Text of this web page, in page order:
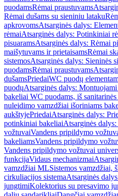
puodamsRėmai praustuvams
Rėmai dušams su sieniniu lataku
apkrovomsAtsarginės dalys:
rėmaiAtsarginės dalys: Potinkiniai
pisuaramsAtsarginės dalys: Rėmai
maišytuvams ir prietaisamsRėmai
sistemosAtsarginės dalys: Sieninės
puodamsRėmai praustuvams
dušamsPriedaiWC puodų
puodųAtsarginės dalys:
bakeliai WC puodams, iš
nuleidimo vamzdžiai išoriniams
aukštyjePriedaiAtsarginės dalys:
potinkiniai bakeliaiAtsarginės
vožtuvaiVandens pripildymo
bakeliamsVandens pripildymo
Vandens pripildymo vožtuvai
funkcijaVidaus mechanizmai
vamzdžiai MLSistemos vamzdžiai,
cirkuliacijos sistemaAtsarginės
jungtimiKolektorius su presavimo